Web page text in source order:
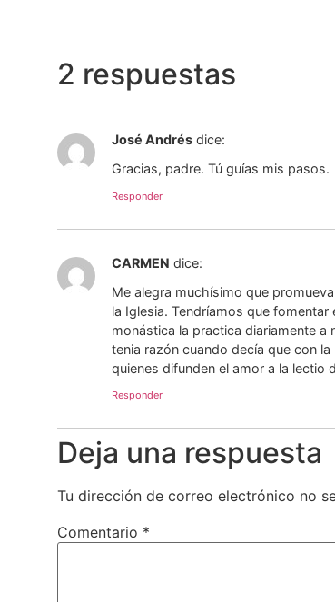
2 respuestas
José Andrés dice:
Gracias, padre. Tú guías mis pasos.
Responder
CARMEN dice:
Me alegra muchísimo que
la Iglesia. Tendríamos que
monástica la practica diariamente a
tenia razón cuando decía que con
quienes difunden el amor a la lectio
Responder
Deja una respuesta
Tu dirección de correo electrónico no
Comentario *